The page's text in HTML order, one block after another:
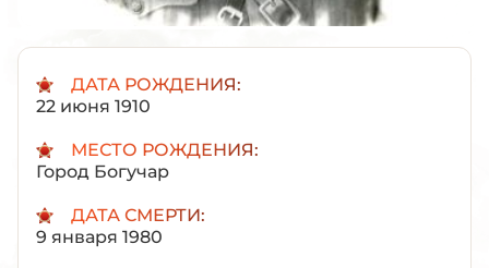
ДАТА РОЖДЕНИЯ:
22 июня 1910
МЕСТО РОЖДЕНИЯ:
Город Богучар
ДАТА СМЕРТИ:
9 января 1980